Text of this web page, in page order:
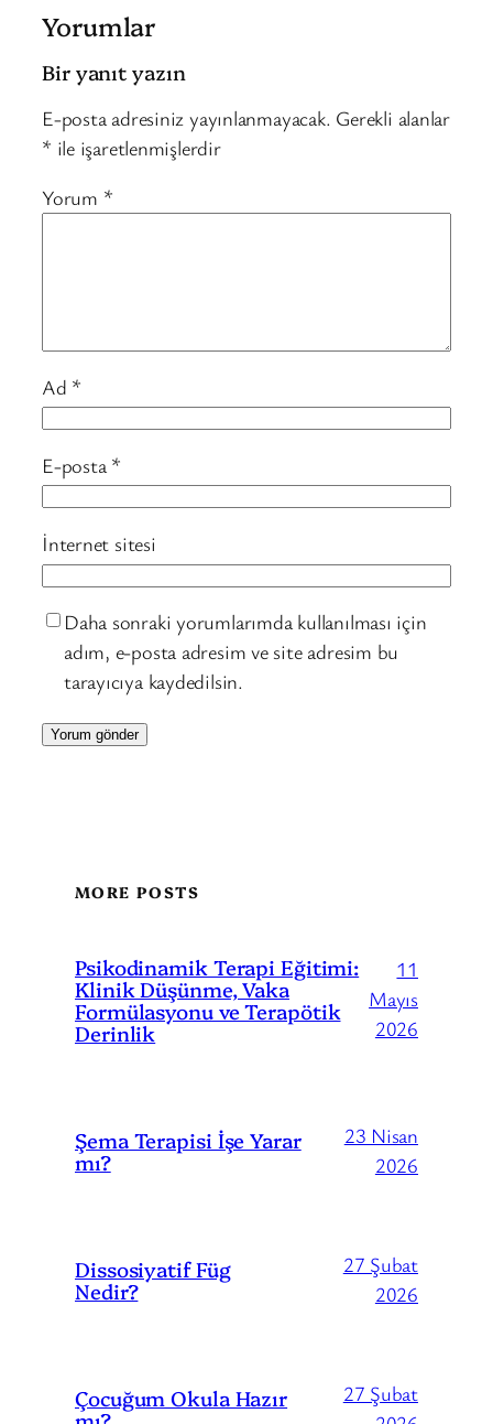
Yorumlar
Bir yanıt yazın
E-posta adresiniz yayınlanmayacak. Gerekli alanlar
* ile işaretlenmişlerdir
Yorum *
Ad *
E-posta *
İnternet sitesi
Daha sonraki yorumlarımda kullanılması için
adım, e-posta adresim ve site adresim bu
tarayıcıya kaydedilsin.
MORE POSTS
Psikodinamik Terapi Eğitimi:
Klinik Düşünme, Vaka
Formülasyonu ve Terapötik
Derinlik
11
Mayıs
2026
Şema Terapisi İşe Yarar
mı?
23 Nisan
2026
Dissosiyatif Füg
Nedir?
27 Şubat
2026
Çocuğum Okula Hazır
27 Şubat